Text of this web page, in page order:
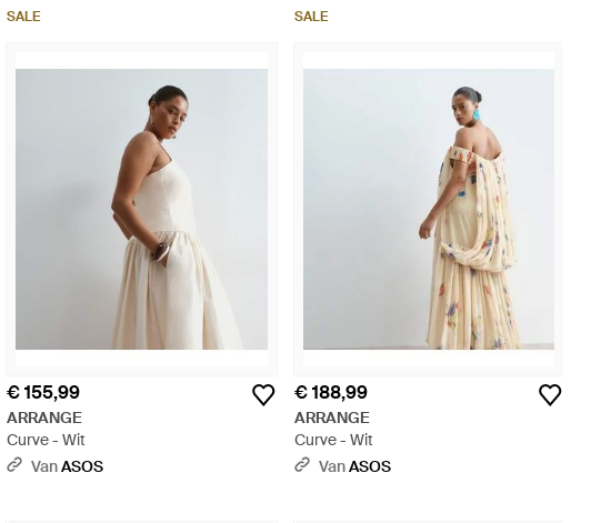
SALE SALE
€ 155,99
ARRANGE
Curve - Wit
VanASOS
€ 188,99
ARRANGE
Curve - Wit
VanASOS